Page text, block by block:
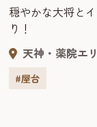
穏やかな大将と
り！
天神・薬院エ
#屋台